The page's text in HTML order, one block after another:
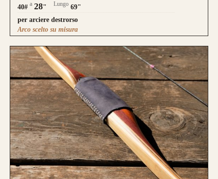
40# a 28" Lungo 69"
per arciere destrorso
Arco scelto su misura